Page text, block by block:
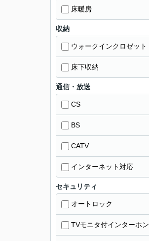
床暖房
収納
ウォークインクロゼット
床下収納
通信・放送
CS
BS
CATV
インターネット対応
セキュリティ
オートロック
TVモニタ付インターホン